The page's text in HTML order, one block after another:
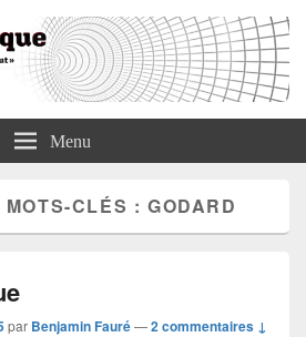
Menu
MOTS-CLÉS :GODARD
par Benjamin Fauré—2 commentaires ↓